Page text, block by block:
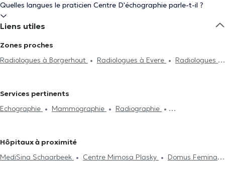
Quelles langues le praticien Centre D'échographie parle-t-il ?
Liens utiles
Zones proches
Radiologues à Borgerhout
Radiologues à Evere
Radiologues à
Radiologues à Ixelles
Molenbeek-Saint-Jean
Radiologues à Forest
Radiologues à
Radiologues à Meise
Services pertinents
Echographie
Mammographie
Radiographie
squelettique
Infiltrations articulaires
Hôpitaux à proximité
MediSina Schaarbeek
Centre Mimosa Plasky
Domus Feminae